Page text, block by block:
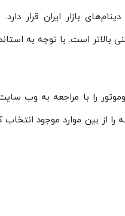
دینام‌های بازار ایران قرار
را با مراجعه به وب
را از بین موارد موجود